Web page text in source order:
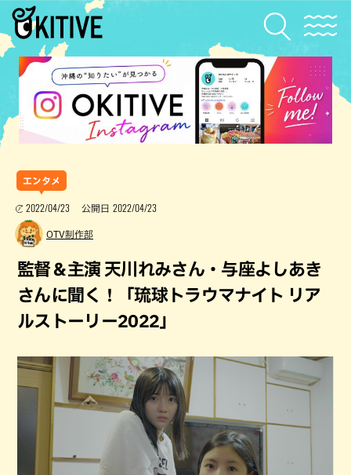
エンタメ
2022/04/23 公開日 2022/04/23
OTV制作部
監督＆主演 天川れみさん・与座よしあき
さんに聞く！「琉球トラウマナイト リア
ルストーリー2022」